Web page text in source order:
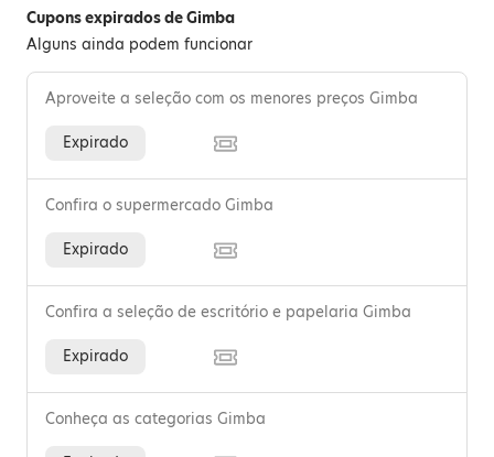
Cupons expirados de Gimba
Alguns ainda podem funcionar
Aproveite a seleção com os menores preços Gimba
Expirado
Confira o supermercado Gimba
Expirado
Confira a seleção de escritório e papelaria Gimba
Expirado
Conheça as categorias Gimba